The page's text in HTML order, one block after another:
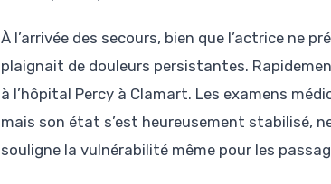
À l’arrivée des secours, bien que l’actrice ne
plaignait de douleurs persistantes.
à l’hôpital Percy à Clamart. Les examens
mais son état s’est heureusement stabilisé,
souligne la vulnérabilité même pour les